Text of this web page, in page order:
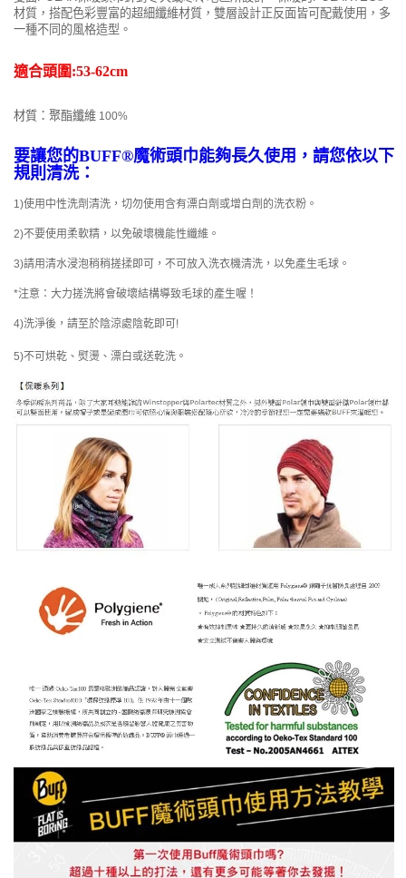
材質，搭配色彩豐富的超細纖維材質，雙層設計正反面皆可配戴使用，多
一種不同的風格造型。
適合頭圍:53-62cm
材質 ：聚酯纖維 100%
要讓您的BUFF®魔術頭巾能夠長久使用，請您依以下
規則清洗：
1)使用中性洗劑清洗，切勿使用含有漂白劑或增白劑的洗衣粉。
2)不要使用柔軟精，以免破壞機能性纖維。
3)請用清水浸泡稍稍搓揉即可，不可放入洗衣機清洗，以免產生毛球。
*注意：大力搓洗將會破壞結構導致毛球的產生喔！
4)洗淨後，請至於陰涼處陰乾即可!
5)不可烘乾、熨燙、漂白或送乾洗。